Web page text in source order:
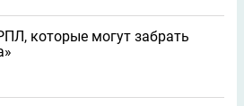
которые могут забрать